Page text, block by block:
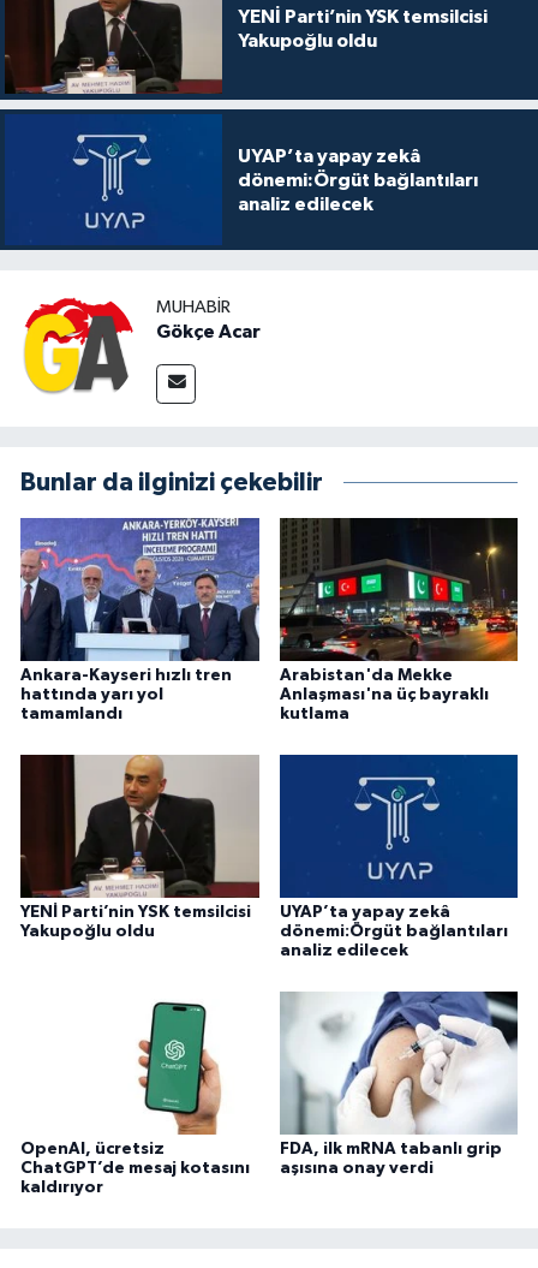
YENİ Parti’nin YSK temsilcisi
Yakupoğlu oldu
UYAP’ta yapay zekâ
dönemi:Örgüt bağlantıları
analiz edilecek
MUHABIR
Gökçe Acar
Bunlar da ilginizi çekebilir
Ankara-Kayseri hızlı tren
hattında yarı yol
tamamlandı
Arabistan'da Mekke
Anlaşması'na üç bayraklı
kutlama
YENİ Parti’nin YSK temsilcisi
Yakupoğlu oldu
UYAP’ta yapay zekâ
dönemi:Örgüt bağlantıları
analiz edilecek
OpenAI, ücretsiz
ChatGPT’de mesaj kotasını
kaldırıyor
FDA, ilk mRNA tabanlı grip
aşısına onay verdi